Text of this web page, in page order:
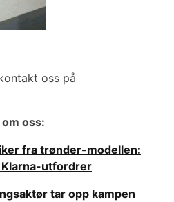
oss på
oss:
fra trønder-modellen:
utfordrer
tar opp kampen